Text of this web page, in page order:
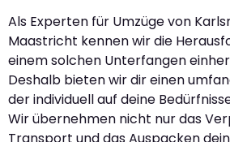
Als Experten für Umzüge von
Maastricht kennen wir die
einem solchen Unterfangen
Deshalb bieten wir dir einen
der individuell auf deine
Wir übernehmen nicht nur das
Transport und das Auspacken